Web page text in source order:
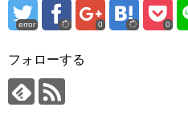
error 0 0
フォローする